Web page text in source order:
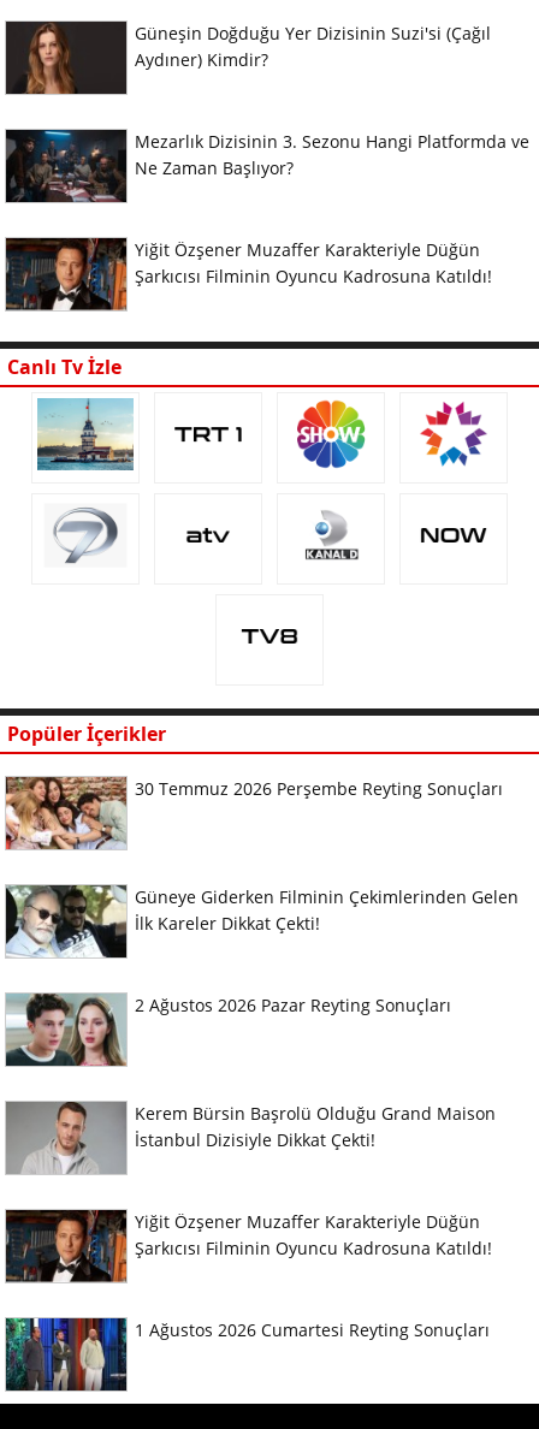
Güneşin Doğduğu Yer Dizisinin Suzi'si (Çağıl
Aydıner) Kimdir?
Mezarlık Dizisinin 3. Sezonu Hangi Platformda ve
Ne Zaman Başlıyor?
Yiğit Özşener Muzaffer Karakteriyle Düğün
Şarkıcısı Filminin Oyuncu Kadrosuna Katıldı!
Canlı Tv İzle
Popüler İçerikler
30 Temmuz 2026 Perşembe Reyting Sonuçları
Güneye Giderken Filminin Çekimlerinden Gelen
İlk Kareler Dikkat Çekti!
2 Ağustos 2026 Pazar Reyting Sonuçları
Kerem Bürsin Başrolü Olduğu Grand Maison
İstanbul Dizisiyle Dikkat Çekti!
Yiğit Özşener Muzaffer Karakteriyle Düğün
Şarkıcısı Filminin Oyuncu Kadrosuna Katıldı!
1 Ağustos 2026 Cumartesi Reyting Sonuçları